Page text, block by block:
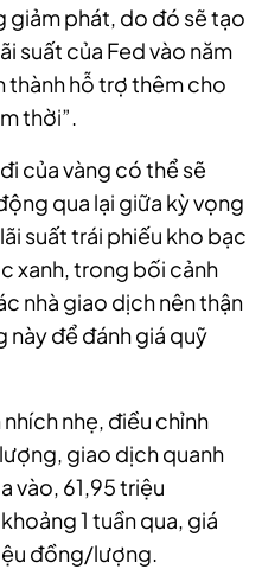
giảm phát, do đó sẽ tạo
suất của Fed vào năm
thành hỗ trợ thêm cho
thời”.
của vàng có thể sẽ
qua lại giữa kỳ vọng
suất trái phiếu kho bạc
xanh, trong bối cảnh
nhà giao dịch nên thận
này để đánh giá quỹ
nhẹ, điều chỉnh
giao dịch quanh
vào, 61,95 triệu
1 tuần qua, giá
đồng/lượng.